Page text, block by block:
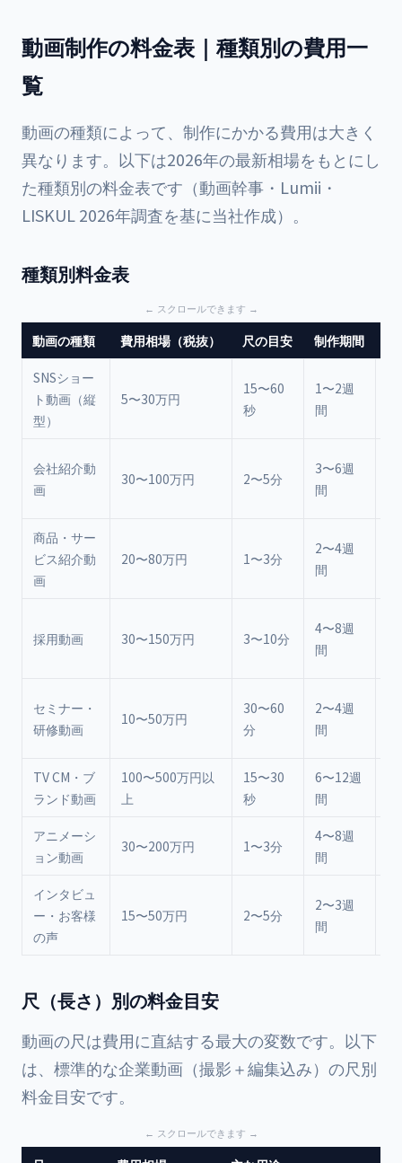
動画制作の料金表｜種類別の費用一
覧
動画の種類によって、制作にかかる費用は大きく
異なります。以下は2026年の最新相場をもとにし
た種類別の料金表です（動画幹事・Lumii・
LISKUL 2026年調査を基に当社作成）。
種類別料金表
動画の種類 費用相場（税抜） 尺の目安 制作期間
SNSショー
ト動画（縦
型）
5〜30万円
15〜60
秒
1〜2週
間
会社紹介動
画
30〜100万円 2〜5分
3〜6週
間
商品・サー
ビス紹介動
画
20〜80万円 1〜3分
2〜4週
間
採用動画 30〜150万円 3〜10分
4〜8週
間
セミナー・
研修動画
10〜50万円
30〜60
分
2〜4週
間
TV CM・ブ
ランド動画
100〜500万円以
上
15〜30
秒
6〜12週
間
アニメーシ
ョン動画
30〜200万円 1〜3分
4〜8週
間
インタビュ
ー・お客様
の声
15〜50万円 2〜5分
2〜3週
間
尺（長さ）別の料金目安
動画の尺は費用に直結する最大の変数です。以下
は、標準的な企業動画（撮影＋編集込み）の尺別
料金目安です。